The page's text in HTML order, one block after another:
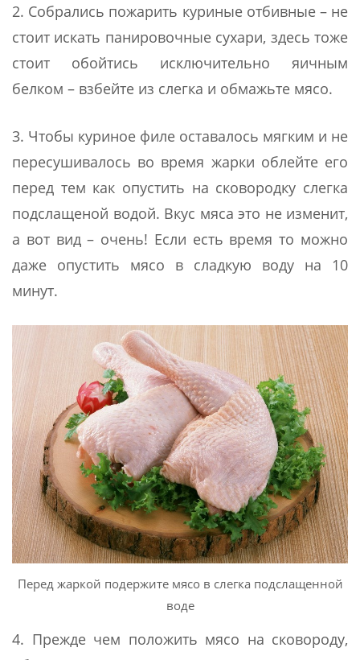
2. Собрались пожарить куриные отбивные – не
стоит искать панировочные сухари, здесь тоже
стоит обойтись исключительно яичным
белком – взбейте из слегка и обмажьте мясо.
3. Чтобы куриное филе оставалось мягким и не
пересушивалось во время жарки облейте его
перед тем как опустить на сковородку слегка
подслащеной водой. Вкус мяса это не изменит,
а вот вид – очень! Если есть время то можно
даже опустить мясо в сладкую воду на 10
минут.
Перед жаркой подержите мясо в слегка подслащенной
воде
4. Прежде чем положить мясо на сковороду,